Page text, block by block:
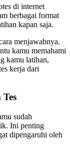
di internet
berbagai format
kapan saja.
menjawabnya.
kamu memahami
kamu latihan,
kerja dari
sudah
Ini penting
dipengaruhi oleh